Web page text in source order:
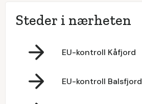
Steder i nærheten
EU-kontroll Kåfjord
EU-kontroll Balsfjord